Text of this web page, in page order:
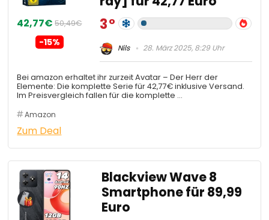
42,77€ 50,49€
-15%
3
Nils 28. März 2025, 8:29 Uhr
Bei amazon erhaltet ihr zurzeit Avatar – Der Herr der
Elemente: Die komplette Serie für 42,77€ inklusive Versand.
Im Preisvergleich fallen für die komplette …
Amazon
Zum Deal
Blackview Wave 8
Smartphone für 89,99
Euro